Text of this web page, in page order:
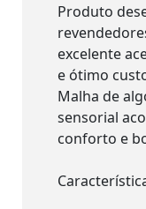
Produto
excelente
e ótimo
Malha de
sensorial
conforto e